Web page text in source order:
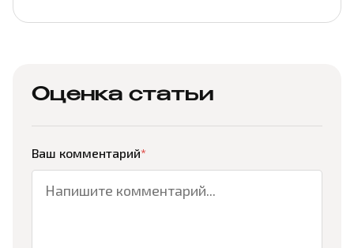
Оценка статьи
Ваш комментарий*